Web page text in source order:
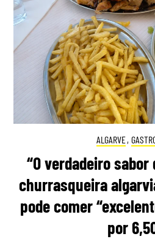
ALGARVE,
“O verdadeiro sabor
churrasqueira
pode comer
por